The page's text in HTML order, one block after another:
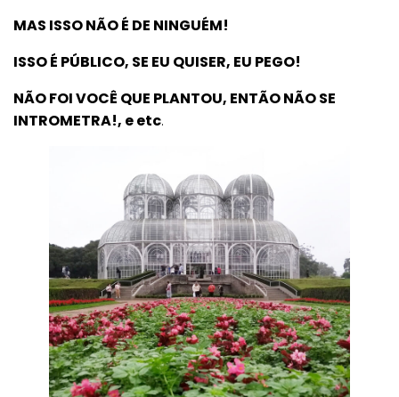
MAS ISSO NÃO É DE NINGUÉM!
ISSO É PÚBLICO, SE EU QUISER, EU PEGO!
NÃO FOI VOCÊ QUE PLANTOU, ENTÃO NÃO SE
INTROMETRA!, e etc.